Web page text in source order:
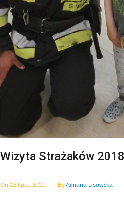
Wizyta Strażaków 2018
On 28 lipca 2021 ByAdriana Lisowska